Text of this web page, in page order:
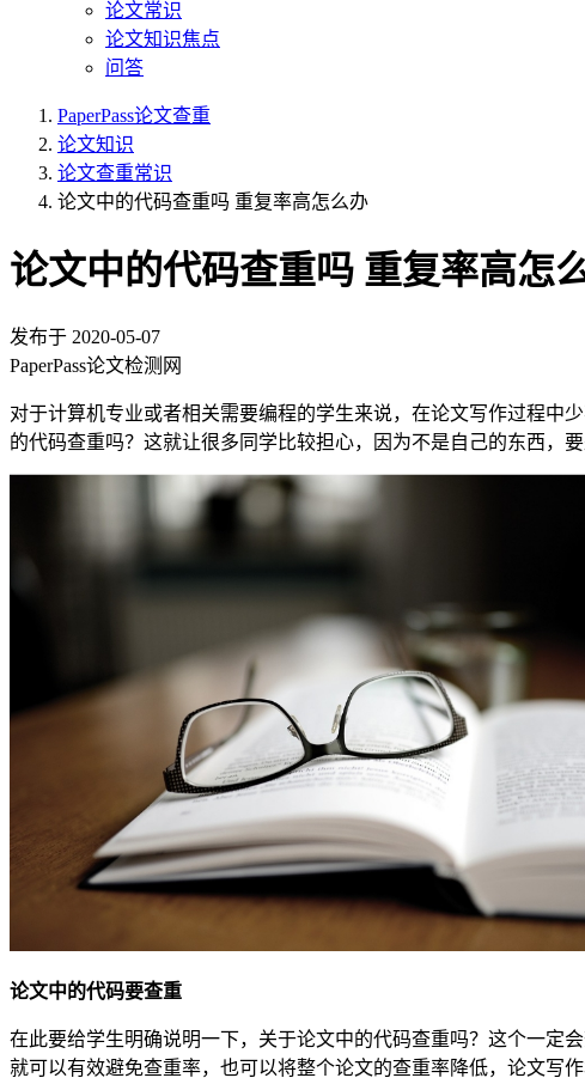
论文常识
论文知识焦点
问答
PaperPass论文查重
论文知识
论文查重常识
论文中的代码查重吗 重复率高怎么办
论文中的代码查重吗 重复率高怎
发布于 2020-05-07
PaperPass论文检测网
对于计算机专业或者相关需要编程的学生来说，在论文写作过程中
的代码查重吗？这就让很多同学比较担心，因为不是自己的东西，
论文中的代码要查重
在此要给学生明确说明一下，关于论文中的代码查重吗？这个一定
就可以有效避免查重率，也可以将整个论文的查重率降低，论文写